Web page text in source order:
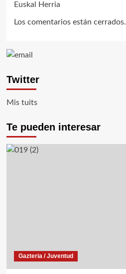
Euskal Herria
Los comentarios están cerrados.
Twitter
Mis tuits
Te pueden interesar
Gazteria / Juventud